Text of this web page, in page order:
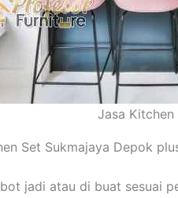
Jasa Kitchen
Set Sukmajaya Depok
jadi atau di buat sesuai